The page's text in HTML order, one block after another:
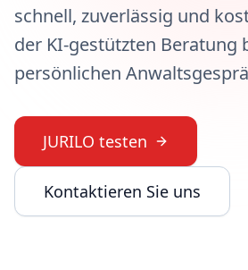
schnell, zuverlässig und
der KI-gestützten Beratung
persönlichen
JURILO testen
Kontaktieren Sie uns